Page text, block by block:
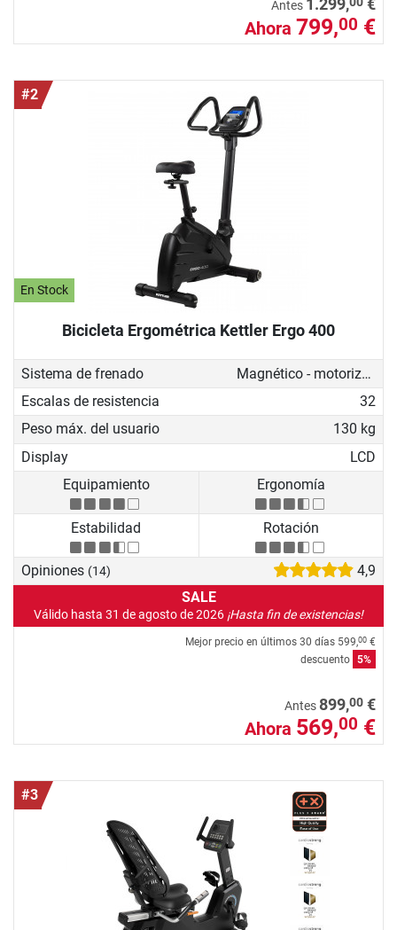
Antes 1.299, €
Ahora 799,00 €
#2
En Stock
Bicicleta Ergométrica Kettler Ergo 400
Sistema de frenado
Magnético - motorizado
Escalas de resistencia
32
Peso máx. del usuario
130 kg
Display
LCD
Equipamiento
Ergonomía
Estabilidad Rotación
Opiniones (14)
4,9
SALE
Válido hasta 31 de agosto de 2026 ¡Hasta fin de existencias!
Mejor precio en últimos 30 días 599,00 €
descuento 5%
Antes899,00 €
Ahora 569,00 €
#3